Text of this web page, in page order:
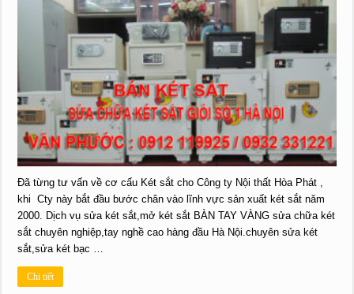
Đã từng tư vấn về cơ cấu Két sắt cho Công ty Nội thất Hòa Phát ,
khi Cty này bắt đầu bước chân vào lĩnh vực sản xuất két sắt năm
2000. Dịch vụ sửa két sắt,mở két sắt BÀN TAY VÀNG sửa chữa két
sắt chuyên nghiệp,tay nghề cao hàng đầu Hà Nội.chuyên sửa két
sắt,sửa két bạc …
Chi tiết